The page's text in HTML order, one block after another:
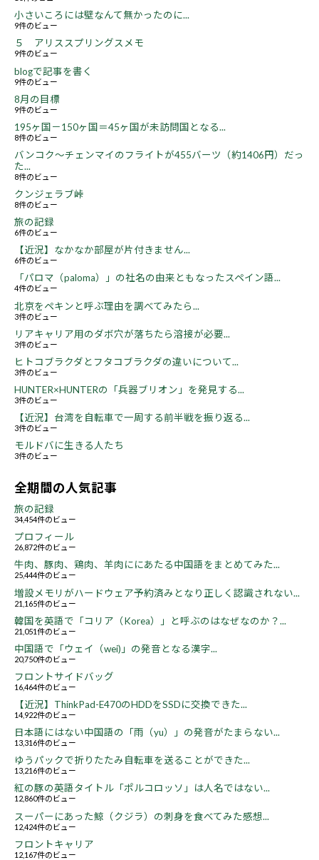
小さいころには壁なんて無かったのに...
9件のビュー
５ アリススプリングスメモ
9件のビュー
blogで記事を書く
9件のビュー
8月の目標
9件のビュー
195ヶ国－150ヶ国＝45ヶ国が未訪問国となる...
8件のビュー
バンコク～チェンマイのフライトが455バーツ（約1406円）だっ
た...
8件のビュー
クンジェラブ峠
8件のビュー
旅の記録
6件のビュー
【近況】なかなか部屋が片付きません...
6件のビュー
「パロマ（paloma）」の社名の由来ともなったスペイン語...
4件のビュー
北京をペキンと呼ぶ理由を調べてみたら...
3件のビュー
リアキャリア用のダボ穴が落ちたら溶接が必要...
3件のビュー
ヒトコブラクダとフタコブラクダの違いについて...
3件のビュー
HUNTER×HUNTERの「兵器ブリオン」を発見する...
3件のビュー
【近況】台湾を自転車で一周する前半戦を振り返る...
3件のビュー
モルドバに生きる人たち
3件のビュー
全期間の人気記事
旅の記録
34,454件のビュー
プロフィール
26,872件のビュー
牛肉、豚肉、鶏肉、羊肉ににあたる中国語をまとめてみた...
25,444件のビュー
増設メモリがハードウェア予約済みとなり正しく認識されない...
21,165件のビュー
韓国を英語で「コリア（Korea）」と呼ぶのはなぜなのか？...
21,051件のビュー
中国語で「ウェイ（wei)」の発音となる漢字...
20,750件のビュー
フロントサイドバッグ
16,464件のビュー
【近況】ThinkPad-E470のHDDをSSDに交換できた...
14,922件のビュー
日本語にはない中国語の「雨（yu）」の発音がたまらない...
13,316件のビュー
ゆうパックで折りたたみ自転車を送ることができた...
13,216件のビュー
紅の豚の英語タイトル「ポルコロッソ」は人名ではない...
12,860件のビュー
スーパーにあった鯨（クジラ）の刺身を食べてみた感想...
12,424件のビュー
フロントキャリア
12,167件のビュー